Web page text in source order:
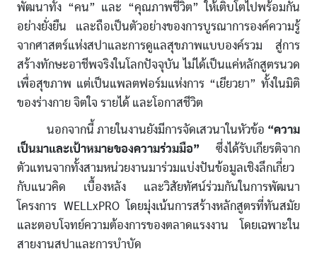
พัฒนาทั้ง “คน” และ “คุณภาพชีวิต” ให้เติบโตไปพร้อมกัน
อย่างยั่งยืน และถือเป็นตัวอย่างของการบูรณาการองค์ความรู้
จากศาสตร์แห่งสปาและการดูแลสุขภาพแบบองค์รวม สู่การ
สร้างทักษะอาชีพจริงในโลกปัจจุบัน ไม่ได้เป็นแค่หลักสูตรนวด
เพื่อสุขภาพ แต่เป็นแพลตฟอร์มแห่งการ “เยียวยา” ทั้งในมิติ
ของร่างกาย จิตใจ รายได้ และโอกาสชีวิต
นอกจากนี้ ภายในงานยังมีการจัดเสวนาในหัวข้อ “ความ
เป็นมาและเป้าหมายของความร่วมมือ” ซึ่งได้รับเกียรติจาก
ตัวแทนจากทั้งสามหน่วยงานมาร่วมแบ่งปันข้อมูลเชิงลึกเกี่ยว
กับแนวคิด เบื้องหลัง และวิสัยทัศน์ร่วมกันในการพัฒนา
โครงการ WELLxPRO โดยมุ่งเน้นการสร้างหลักสูตรที่ทันสมัย
และตอบโจทย์ความต้องการของตลาดแรงงาน โดยเฉพาะใน
สายงานสปาและการบำบัด